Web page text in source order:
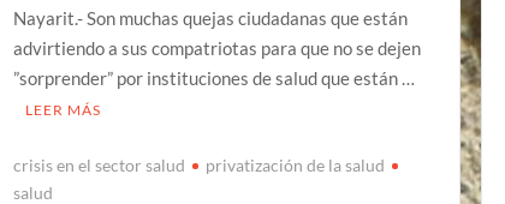
Nayarit.- Son muchas quejas ciudadanas que están
advirtiendo a sus compatriotas para que no se dejen
”sorprender” por instituciones de salud que están …
LEER MÁS
crisis en el sector salud
privatización de la salud
salud